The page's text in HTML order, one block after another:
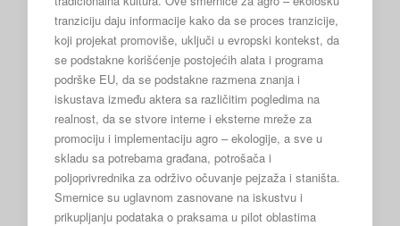
tranziciju daju informacije kako da se proces tranzicije,
koji projekat promoviše, uključi u evropski kontekst, da
se podstakne korišćenje postojećih alata i programa
podrške EU, da se podstakne razmena znanja i
iskustava između aktera sa različitim pogledima na
realnost, da se stvore interne i eksterne mreže za
promociju i implementaciju agro – ekologije, a sve u
skladu sa potrebama građana, potrošača i
poljoprivrednika za održivo očuvanje pejzaža i staništa.
Smernice su uglavnom zasnovane na iskustvu i
prikupljanju podataka o praksama u pilot oblastima